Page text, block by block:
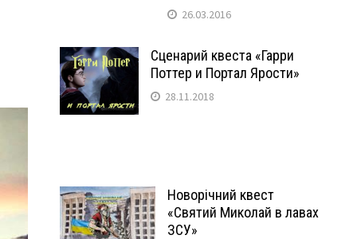
26.03.2016
Сценарий квеста «Гарри
Поттер и Портал Ярости»
28.11.2018
Новорічний квест
«Святий Миколай в лавах
ЗСУ»